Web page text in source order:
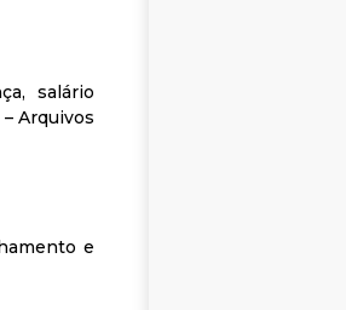
salário
Arquivos
e